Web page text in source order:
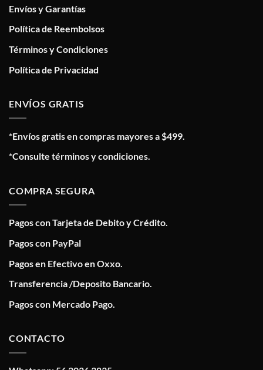
Envíos y Garantías
Política de Reembolsos
Términos y Condiciones
Política de Privacidad
ENVÍOS GRATIS
*Envíos gratis en compras mayores a $499.
*Consulte términos y condiciones.
COMPRA SEGURA
Pagos con Tarjeta de Debito y Crédito.
Pagos con PayPal
Pagos en Efectivo en Oxxo.
Transferencia /Deposito Bancario.
Pagos con Mercado Pago.
CONTACTO